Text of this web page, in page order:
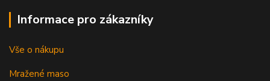
Informace pro zákazníky
Vše o nákupu
Mražené maso